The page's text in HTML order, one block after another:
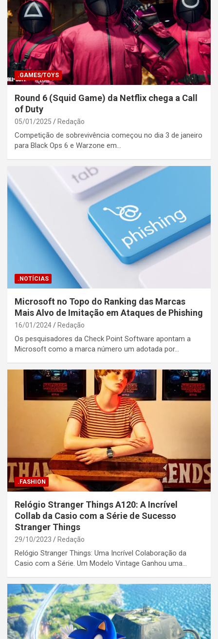
.GAMES/TOYS
Round 6 (Squid Game) da Netflix chega a Call
of Duty
05/01/2025 Redação
Competição de sobrevivência começou no dia 3 de janeiro
para Black Ops 6 e Warzone em…
.NOTÍCIAS
Microsoft no Topo do Ranking das Marcas
Mais Alvo de Imitação em Ataques de Phishing
16/01/2024 Redação
Os pesquisadores da Check Point Software apontam a
Microsoft como a marca número um adotada por…
.FASHION
Relógio Stranger Things A120: A Incrível
Collab da Casio com a Série de Sucesso
Stranger Things
29/10/2023 Redação
Relógio Stranger Things: Uma Incrível Colaboração da
Casio com a Série. Um Modelo Vintage Ganhou uma…